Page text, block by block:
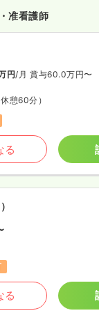
准看護師
円/月 賞与60.0万円〜
休憩60分）
る
る